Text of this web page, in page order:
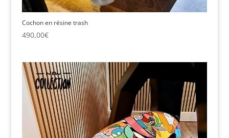
Cochon en résine trash
490,00€